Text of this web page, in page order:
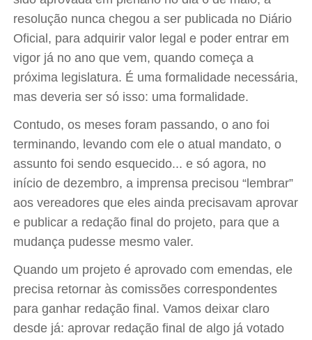
resolução nunca chegou a ser publicada no Diário
Oficial, para adquirir valor legal e poder entrar em
vigor já no ano que vem, quando começa a
próxima legislatura. É uma formalidade necessária,
mas deveria ser só isso: uma formalidade.
Contudo, os meses foram passando, o ano foi
terminando, levando com ele o atual mandato, o
assunto foi sendo esquecido... e só agora, no
início de dezembro, a imprensa precisou “lembrar”
aos vereadores que eles ainda precisavam aprovar
e publicar a redação final do projeto, para que a
mudança pudesse mesmo valer.
Quando um projeto é aprovado com emendas, ele
precisa retornar às comissões correspondentes
para ganhar redação final. Vamos deixar claro
desde já: aprovar redação final de algo já votado